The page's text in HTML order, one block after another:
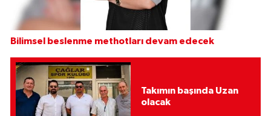
Bilimsel beslenme methotları devam edecek
Takımın başında Uzan
olacak